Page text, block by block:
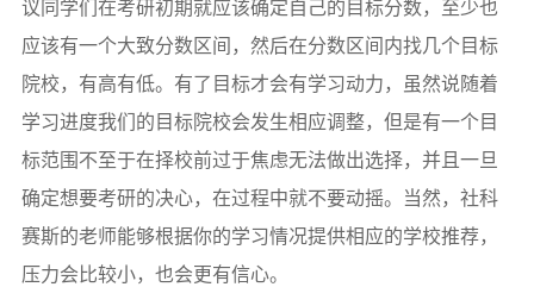
议同学们在考研初期就应该确定自己的目标分数，至少也
应该有一个大致分数区间，然后在分数区间内找几个目标
院校，有高有低。有了目标才会有学习动力，虽然说随着
学习进度我们的目标院校会发生相应调整，但是有一个目
标范围不至于在择校前过于焦虑无法做出选择，并且一旦
确定想要考研的决心，在过程中就不要动摇。当然，社科
赛斯的老师能够根据你的学习情况提供相应的学校推荐，
压力会比较小，也会更有信心。